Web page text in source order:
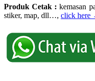
Produk Cetak : kemasan
stiker, map, dll…, click here